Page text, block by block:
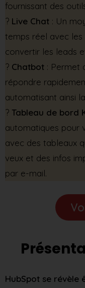
fournissant des
? Live Chat : Un
temps réel avec les
convertir les leads
? Chatbot : Permet
répondre
automatisant ainsi
? Tableau de bord
automatiques pour
avec des tableaux
veux et des infos
par e-mail.
HubSpot se révèle